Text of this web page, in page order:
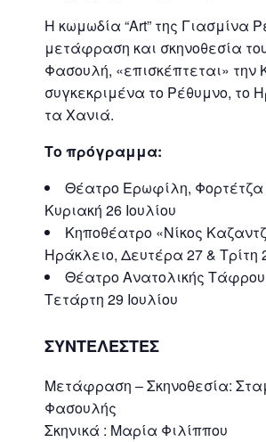
Η κωμωδία “Art” της Γιασμίνα
μετάφραση και σκηνοθεσία
Φασουλή, «επισκέπτεται» την
συγκεκριμένα το Ρέθυμνο, το
τα Χανιά.
Το πρόγραμμα:
Θέατρο Ερωφίλη, Φορτέτζα
Κυριακή 26 Ιουλίου
Κηποθέατρο «Νίκος
Ηράκλειο, Δευτέρα 27 & Τρίτη
Θέατρο Ανατολικής
Τετάρτη 29 Ιουλίου
ΣΥΝΤΕΛΕΣΤΕΣ
Μετάφραση – Σκηνοθεσία:
Φασουλής
Σκηνικά : Μαρία Φιλίππου